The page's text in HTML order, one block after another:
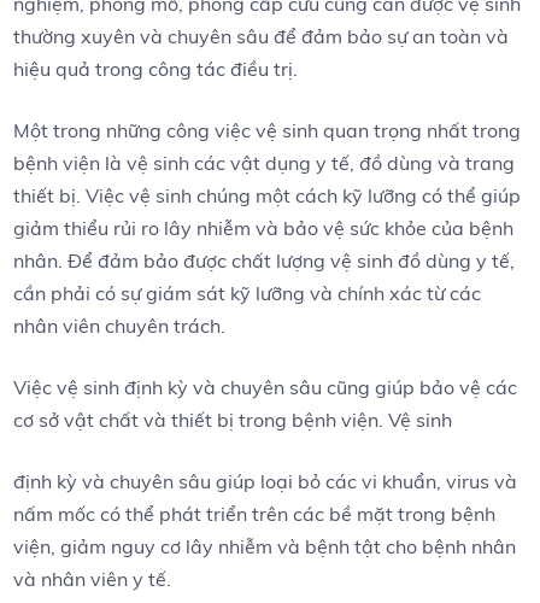
thường xuyên và chuyên sâu để đảm bảo sự an toàn và
hiệu quả trong công tác điều trị.
Một trong những công việc vệ sinh quan trọng nhất trong
bệnh viện là vệ sinh các vật dụng y tế, đồ dùng và trang
thiết bị. Việc vệ sinh chúng một cách kỹ lưỡng có thể giúp
giảm thiểu rủi ro lây nhiễm và bảo vệ sức khỏe của bệnh
nhân. Để đảm bảo được chất lượng vệ sinh đồ dùng y tế,
cần phải có sự giám sát kỹ lưỡng và chính xác từ các
nhân viên chuyên trách.
Việc vệ sinh định kỳ và chuyên sâu cũng giúp bảo vệ các
cơ sở vật chất và thiết bị trong bệnh viện. Vệ sinh
định kỳ và chuyên sâu giúp loại bỏ các vi khuẩn, virus và
nấm mốc có thể phát triển trên các bề mặt trong bệnh
viện, giảm nguy cơ lây nhiễm và bệnh tật cho bệnh nhân
và nhân viên y tế.